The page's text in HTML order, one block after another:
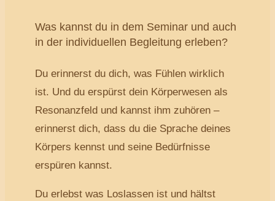
Was kannst du in dem Seminar und auch
in der individuellen Begleitung erleben?
Du erinnerst du dich, was Fühlen wirklich
ist. Und du erspürst dein Körperwesen als
Resonanzfeld und kannst ihm zuhören –
erinnerst dich, dass du die Sprache deines
Körpers kennst und seine Bedürfnisse
erspüren kannst.
Du erlebst was Loslassen ist und hältst